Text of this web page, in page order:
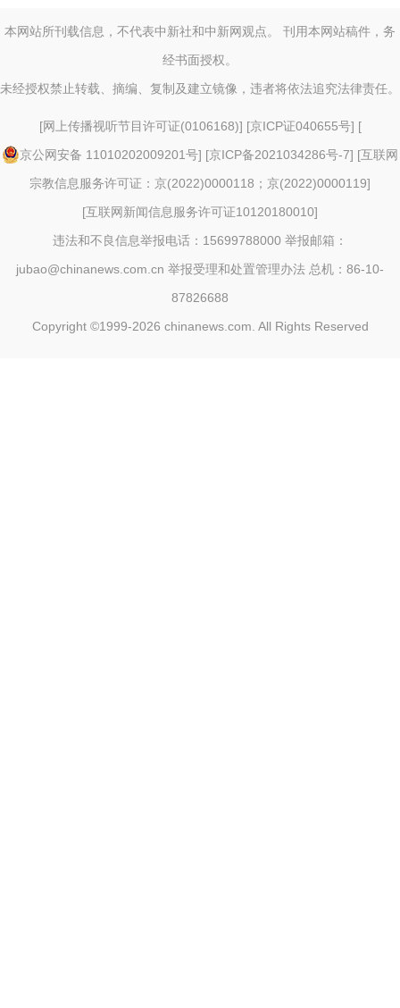
本网站所刊载信息，不代表中新社和中新网观点。 刊用本网站稿件，务
经书面授权。
未经授权禁止转载、摘编、复制及建立镜像，违者将依法追究法律责任。
[网上传播视听节目许可证(0106168)] [京ICP证040655号] [
京公网安备 11010202009201号] [京ICP备2021034286号-7] [互联网
宗教信息服务许可证：京(2022)0000118；京(2022)0000119]
[互联网新闻信息服务许可证10120180010]
违法和不良信息举报电话：15699788000 举报邮箱：
jubao@chinanews.com.cn 举报受理和处置管理办法 总机：86-10-
87826688
Copyright ©1999-2026 chinanews.com. All Rights Reserved